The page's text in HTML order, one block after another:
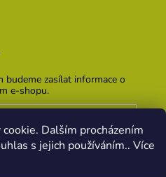
Dalším procházením
s jejich používáním.. Více
zasílat informace o
e-shopu.
spodmínkami ochrany